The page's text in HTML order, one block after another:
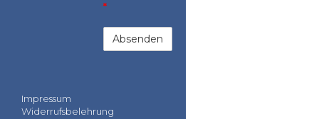
*
Impressum
Widerrufsbelehrung